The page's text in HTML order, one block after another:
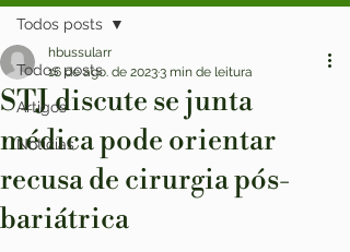
Todos posts
Artigos
Notícias
Todos posts
STJ discute se junta
médica pode orientar
recusa de cirurgia pós-
bariátrica
hbussularr
16 de ago. de 20233 min de leitura